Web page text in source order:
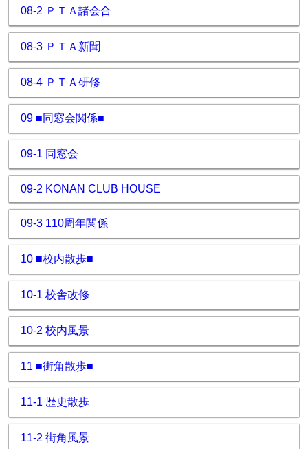
08-2 ＰＴＡ諸会合
08-3 ＰＴＡ新聞
08-4 ＰＴＡ研修
09 ■同窓会関係■
09-1 同窓会
09-2 KONAN CLUB HOUSE
09-3 110周年関係
10 ■校内散歩■
10-1 校舎改修
10-2 校内風景
11 ■街角散歩■
11-1 歴史散歩
11-2 街角風景